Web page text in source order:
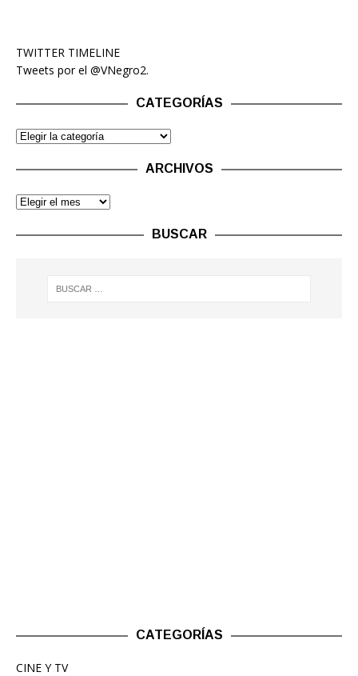
TWITTER TIMELINE
Tweets por el @VNegro2.
CATEGORÍAS
ARCHIVOS
BUSCAR
CATEGORÍAS
CINE Y TV